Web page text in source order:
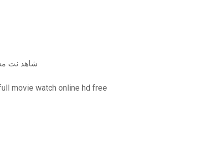
شاهد نت
movie watch online hd free